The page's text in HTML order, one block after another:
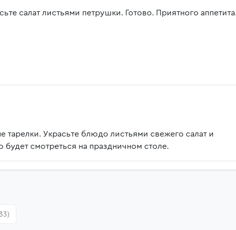
салат листьями петрушки. Готово. Приятного
тарелки. Украсьте блюдо листьями свежего салат и
будет смотреться на праздничном столе.